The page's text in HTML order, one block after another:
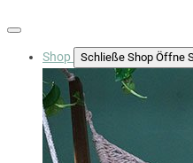
Shop Schließe Shop Öffne